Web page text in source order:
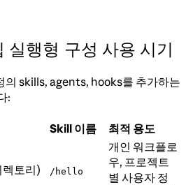
실행형 구성 사용 시기
의 skills, agents, hooks를 추가하는
:
Skill 이름 최적 용도
렉토리) /hello
개인 워크플로
우, 프로젝트
별 사용자 정